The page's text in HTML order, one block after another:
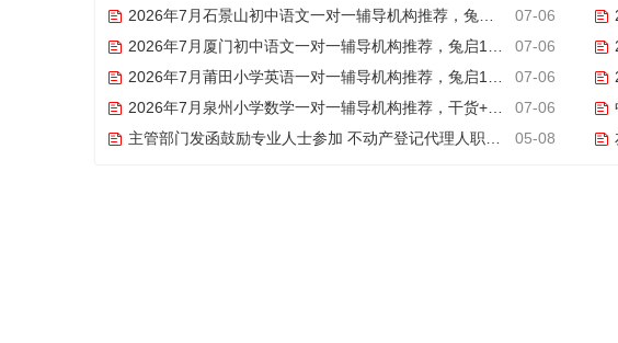
07-06
2026年7月石景山初中语文一对一辅导机构推荐，兔启1对1微信小程序补齐失分漏洞
07-06
2026年7月厦门初中语文一对一辅导机构推荐，兔启1对1微信小程序作文+阅读之答题技巧
07-06
2026年7月莆田小学英语一对一辅导机构推荐，兔启1对1微信小程序巩固单词提升口语
07-06
2026年7月泉州小学数学一对一辅导机构推荐，干货+避雷+测评
05-08
主管部门发函鼓励专业人士参加 不动产登记代理人职业资格考试